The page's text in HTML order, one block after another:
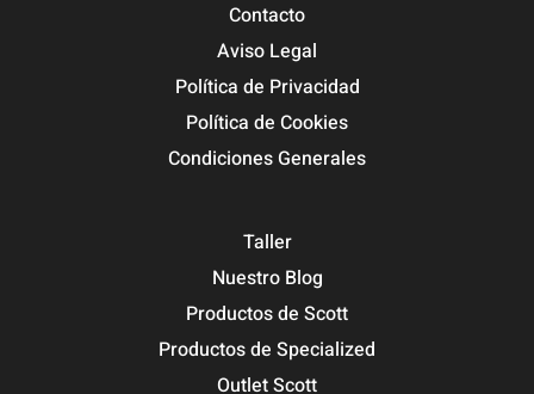
Contacto
Aviso Legal
Política de Privacidad
Política de Cookies
Condiciones Generales
Taller
Nuestro Blog
Productos de Scott
Productos de Specialized
Outlet Scott